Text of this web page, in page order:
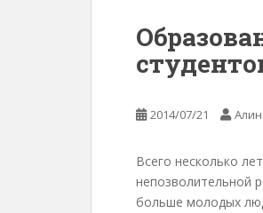
2014/07/21
Всего несколько
непозволительной
больше молодых